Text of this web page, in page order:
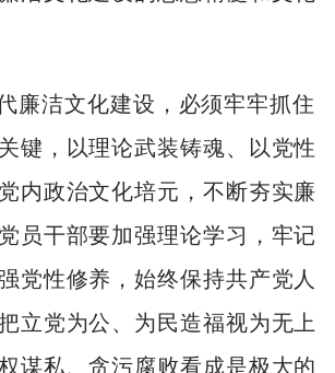
廉洁文化建设，必须牢牢抓住
键，以理论武装铸魂、以党性
内政治文化培元，不断夯实廉
员干部要加强理论学习，牢记
党性修养，始终保持共产党人
立党为公、为民造福视为无上
谋私、贪污腐败看成是极大的